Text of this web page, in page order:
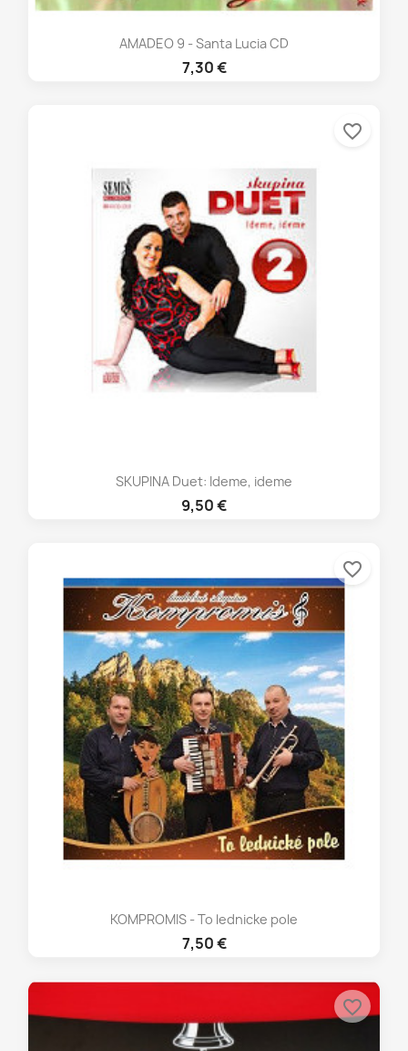
AMADEO 9 - Santa Lucia CD
7,30 €
SKUPINA Duet: Ideme, ideme
9,50 €
favorite_border
KOMPROMIS - To lednicke pole
7,50 €
favorite_border
favorite_border